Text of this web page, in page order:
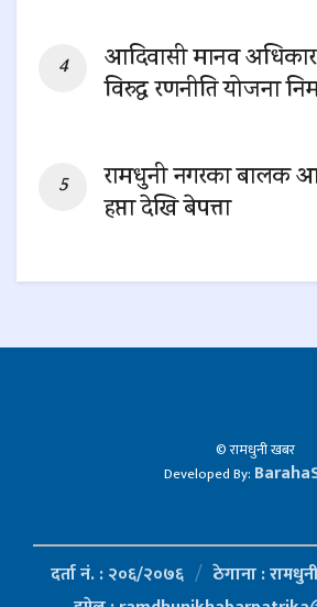
आदिवासी मानव
विरुद्ध रणनीति योजना
रामधुनी नगरका बालक
हप्ता देखि बेपत्ता
© रामधुनी खबर
Developed By:
दर्ता नं. : २०६/२०७६
ठेगाना :